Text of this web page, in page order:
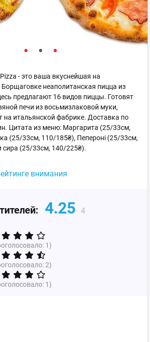
- это ваша вкуснейшая на
неаполитанская пицца из
предлагают 16 видов пиццы. Готовят
печи из восьмизлаковой муки,
на итальянской фабрике. Доставка по
Цитата из меню: Маргарита (25/33см,
(25/33см, 110/185₴), Пепероні (25/33см,
сира (25/33см, 140/225₴).
внимания
4.25 4
1)
2)
1)